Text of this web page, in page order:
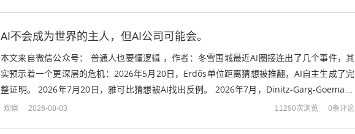
AI不会成为世界的主人，但AI公司可能会。
本文来自微信公众号： 普通人也要懂逻辑 ，作者：冬雪围城最近AI圈接连出了几个事件，其
实预示着一个更深层的危机：2026年5月20日，Erdős单位距离猜想被推翻，AI自主生成了完
整证明。 2026年7月20日，雅可比猜想被AI找出反例。 2026年7月，Dinitz-Garg-Goemans
图论猜...
观察 2026-08-03 11290次浏览 0条评论